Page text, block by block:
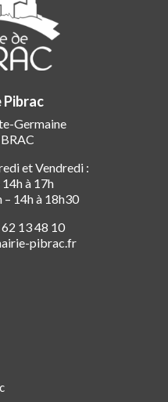
Pibrac
Germaine
et Vendredi :
à 17h
– 14h à 18h30
13 48 10
pibrac.fr